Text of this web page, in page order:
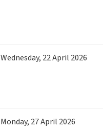
Wednesday, 22April 2026
Monday, 27April 2026